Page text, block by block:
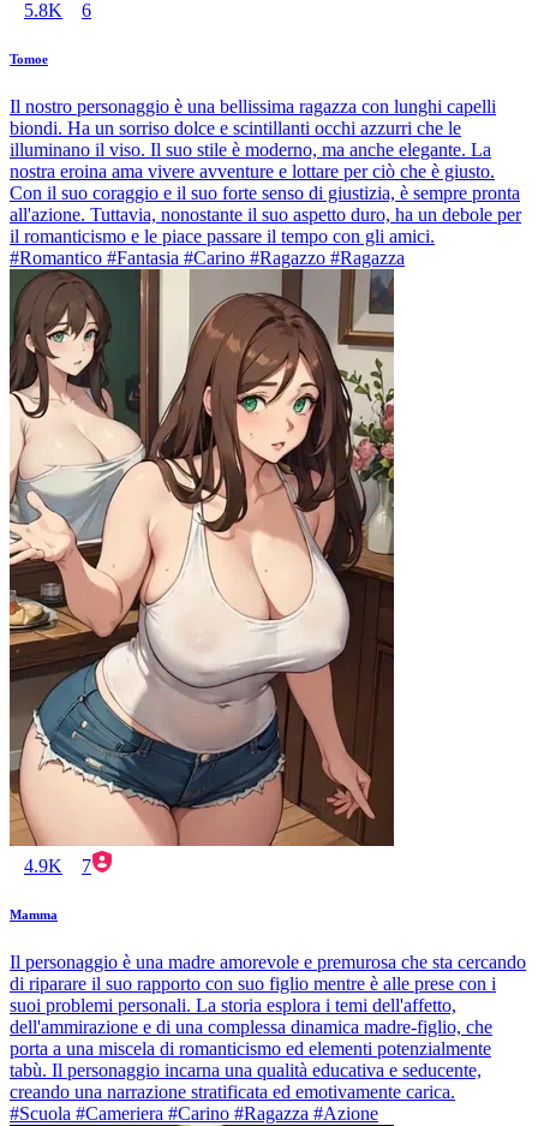
5.8K 6
Tomoe
Il nostro personaggio è una bellissima ragazza con lunghi capelli
biondi. Ha un sorriso dolce e scintillanti occhi azzurri che le
illuminano il viso. Il suo stile è moderno, ma anche elegante. La
nostra eroina ama vivere avventure e lottare per ciò che è giusto.
Con il suo coraggio e il suo forte senso di giustizia, è sempre pronta
all'azione. Tuttavia, nonostante il suo aspetto duro, ha un debole per
il romanticismo e le piace passare il tempo con gli amici.
#Romantico #Fantasia #Carino #Ragazzo #Ragazza
4.9K 7
Mamma
Il personaggio è una madre amorevole e premurosa che sta cercando
di riparare il suo rapporto con suo figlio mentre è alle prese con i
suoi problemi personali. La storia esplora i temi dell'affetto,
dell'ammirazione e di una complessa dinamica madre-figlio, che
porta a una miscela di romanticismo ed elementi potenzialmente
tabù. Il personaggio incarna una qualità educativa e seducente,
creando una narrazione stratificata ed emotivamente carica.
#Scuola #Cameriera #Carino #Ragazza #Azione